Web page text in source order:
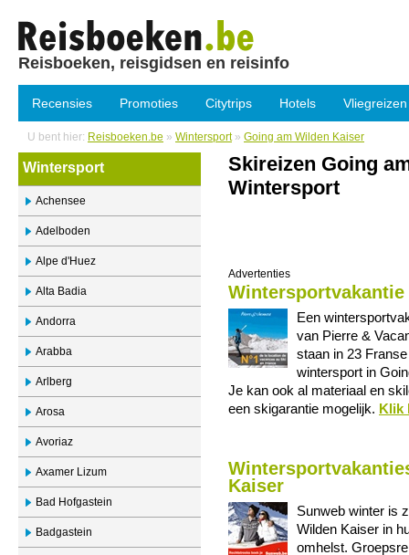
Reisboeken, reisgidsen en reisinfo
Recensies Promoties Citytrips Hotels Vliegreizen
U bent hier: Reisboeken.be » Wintersport » Going am Wilden Kaiser
Wintersport
Achensee
Adelboden
Alpe d'Huez
Alta Badia
Andorra
Arabba
Arlberg
Arosa
Avoriaz
Axamer Lizum
Bad Hofgastein
Badgastein
Skireizen Going
Wintersport
Advertenties
Een
van Pierre &
staan in 23
wintersport in
Je kan ook al materiaal en
een skigarantie mogelijk. Klik
Kaiser
Sunweb winter is
Wilden Kaiser in
omhelst.